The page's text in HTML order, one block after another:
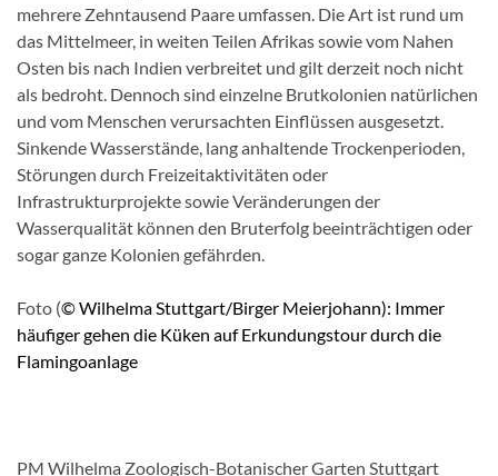
mehrere Zehntausend Paare umfassen. Die Art ist rund um
das Mittelmeer, in weiten Teilen Afrikas sowie vom Nahen
Osten bis nach Indien verbreitet und gilt derzeit noch nicht
als bedroht. Dennoch sind einzelne Brutkolonien natürlichen
und vom Menschen verursachten Einflüssen ausgesetzt.
Sinkende Wasserstände, lang anhaltende Trockenperioden,
Störungen durch Freizeitaktivitäten oder
Infrastrukturprojekte sowie Veränderungen der
Wasserqualität können den Bruterfolg beeinträchtigen oder
sogar ganze Kolonien gefährden.
Foto (© Wilhelma Stuttgart/Birger Meierjohann): Immer
häufiger gehen die Küken auf Erkundungstour durch die
Flamingoanlage
PM Wilhelma Zoologisch-Botanischer Garten Stuttgart